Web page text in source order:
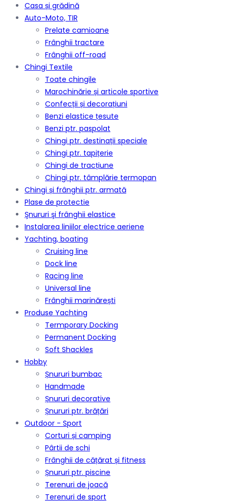
Casa și grădină
Auto-Moto, TIR
Prelate camioane
Frânghii tractare
Frânghii off-road
Chingi Textile
Toate chingile
Marochinărie și articole sportive
Confecții și decorațiuni
Benzi elastice țesute
Benzi ptr. paspolat
Chingi ptr. destinații speciale
Chingi ptr. tapițerie
Chingi de tracțiune
Chingi ptr. tâmplărie termopan
Chingi și frânghii ptr. armată
Plase de protectie
Şnururi şi frânghii elastice
Instalarea liniilor electrice aeriene
Yachting, boating
Cruising line
Dock line
Racing line
Universal line
Frânghii marinărești
Produse Yachting
Termporary Docking
Permanent Docking
Soft Shackles
Hobby
Șnururi bumbac
Handmade
Șnururi decorative
Șnururi ptr. brățări
Outdoor - Sport
Corturi și camping
Pârtii de schi
Frânghii de cățărat și fitness
Șnururi ptr. piscine
Terenuri de joacă
Terenuri de sport